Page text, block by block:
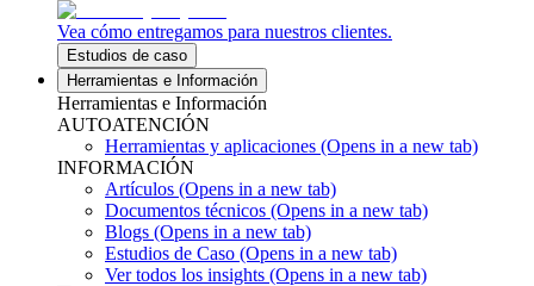
Vea cómo entregamos para nuestros clientes.
Estudios de caso
Herramientas e Información
Herramientas e Información
AUTOATENCIÓN
Herramientas y aplicaciones (Opens in a new tab)
INFORMACIÓN
Artículos (Opens in a new tab)
Documentos técnicos (Opens in a new tab)
Blogs (Opens in a new tab)
Estudios de Caso (Opens in a new tab)
Ver todos los insights (Opens in a new tab)